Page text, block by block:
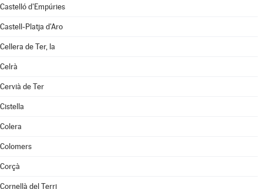
Castelló d'Empúries
Castell-Platja d'Aro
Cellera de Ter, la
Celrà
Cervià de Ter
Cistella
Colera
Colomers
Corçà
Cornellà del Terri